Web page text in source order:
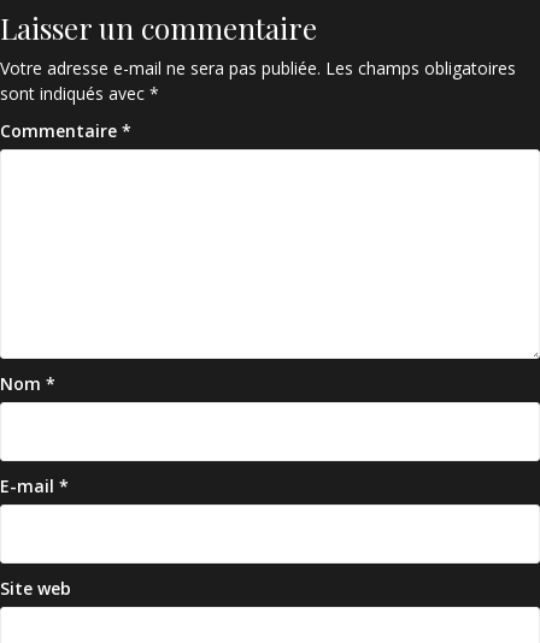
Laisser un commentaire
Votre adresse e-mail ne sera pas publiée. Les champs obligatoires
sont indiqués avec *
Commentaire *
Nom *
E-mail *
Site web